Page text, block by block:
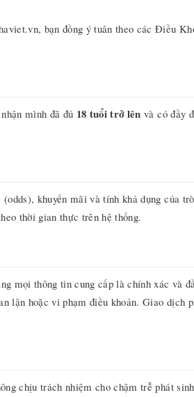
bạn đồng ý tuân theo các Điều
mình đã đủ 18 tuổi trở lên và có đầy
khuyến mãi và tính khả dụng của
thời gian thực trên hệ thống.
mọi thông tin cung cấp là chính xác và
lận hoặc vi phạm điều khoản. Giao dịch
chịu trách nhiệm cho chậm trễ phát